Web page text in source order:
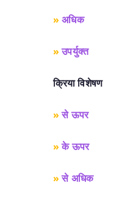
»अधिक
»उपर्युक्त
क्रिया विशेषण
»से ऊपर
»के ऊपर
»से अधिक